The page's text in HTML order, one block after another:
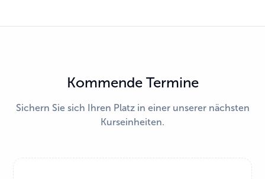
Kommende Termine
Sichern Sie sich Ihren Platz in einer unserer nächsten
Kurseinheiten.